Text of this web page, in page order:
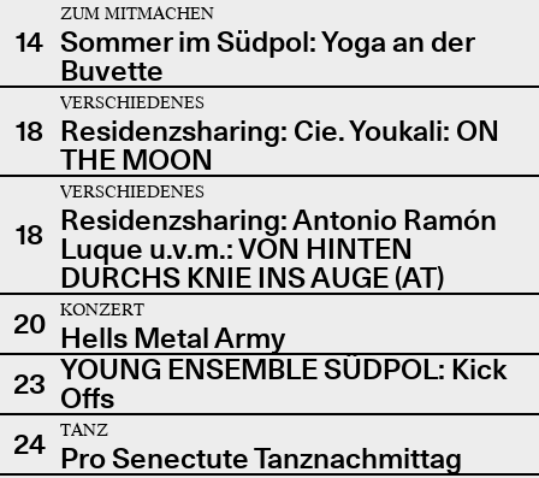
14
ZUM MITMACHEN
Sommer im Südpol: Yoga an der
Buvette
18
VERSCHIEDENES
Residenzsharing: Cie. Youkali: ON
THE MOON
18
VERSCHIEDENES
Residenzsharing: Antonio Ramón
Luque u.v.m.: VON HINTEN
DURCHS KNIE INS AUGE (AT)
20
KONZERT
Hells Metal Army
23 YOUNG ENSEMBLE SÜDPOL: Kick
Offs
24
TANZ
Pro Senectute Tanznachmittag